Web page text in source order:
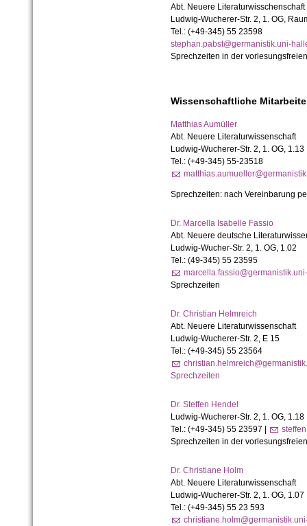
Abt. Neuere Literaturwisschenschaft
Ludwig-Wucherer-Str. 2, 1. OG,
Tel.: (+49-345) 55 23598
stephan.pabst@germanistik.uni-
Sprechzeiten in der
Wissenschaftliche
Matthias Aumüller
Abt. Neuere Literaturwissenschaft
Ludwig-Wucherer-Str. 2, 1. OG, 1.13
Tel.: (+49-345) 55-23518
Sprechzeiten: nach Vereinbarung
Dr. Marcella Isabelle Fassio
Abt. Neuere deutsche
Ludwig-Wucher-Str. 2, 1. OG, 1.02
Tel.: (49-345) 55 23595
Sprechzeiten
Dr. Christian Helmreich
Abt. Neuere Literaturwissenschaft
Ludwig-Wucherer-Str. 2, E 15
Tel.: (+49-345) 55 23564
Sprechzeiten
Dr. Steffen Hendel
Ludwig-Wucherer-Str. 2, 1. OG, 1.18
Tel.: (+49-345) 55 23597 |
Sprechzeiten in der
Dr. Christiane Holm
Abt. Neuere Literaturwissenschaft
Ludwig-Wucherer-Str. 2, 1. OG, 1.07
Tel.: (+49-345) 55 23 593